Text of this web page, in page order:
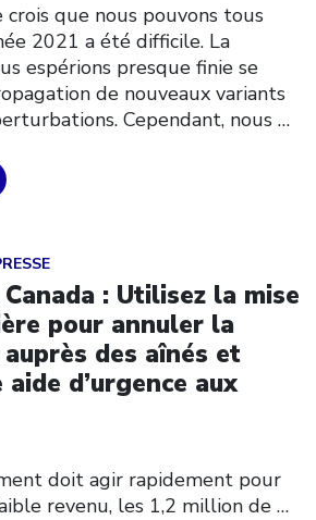
crois que nous pouvons tous
2021 a été difficile. La
espérions presque finie se
de nouveaux variants
Cependant, nous …
: Utilisez la mise
pour annuler la
des aînés et
d’urgence aux
doit agir rapidement pour
revenu, les 1,2 million de …
link